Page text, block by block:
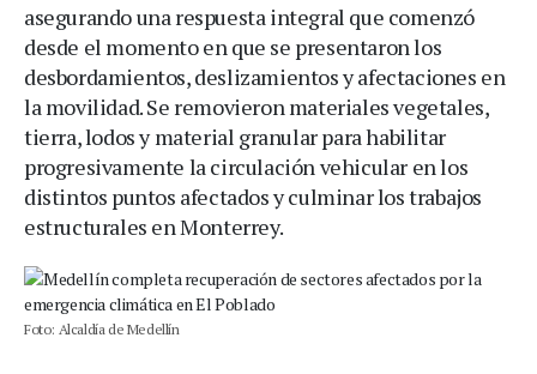
asegurando una respuesta integral que comenzó
desde el momento en que se presentaron los
desbordamientos, deslizamientos y afectaciones en
la movilidad. Se removieron materiales vegetales,
tierra, lodos y material granular para habilitar
progresivamente la circulación vehicular en los
distintos puntos afectados y culminar los trabajos
estructurales en Monterrey.
Foto: Alcaldía de Medellín